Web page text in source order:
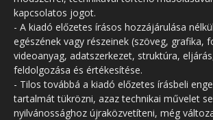
kapcsolatos jogot.
- A kiadó előzetes írásos hozzájárulása
egészének vagy részeinek (szöveg, grafika,
videoanyag, adatszerkezet, struktúra,
feldolgozása és értékesítése.
- Tilos továbbá a kiadó előzetes írásbeli
tartalmát tükrözni, azaz technikai művelet
nyilvánossághoz újraközvetíteni, még